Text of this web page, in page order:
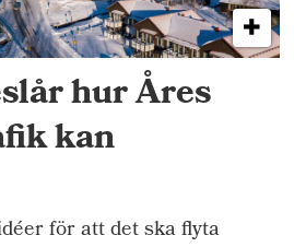
hur Åres
kan
för att det ska flyta